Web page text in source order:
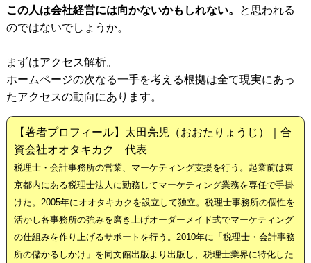
この人は会社経営には向かないかもしれない。
と思われる
のではないでしょうか。
まずはアクセス解析。
ホームページの次なる一手を考える根拠は全て現実にあっ
たアクセスの動向にあります。
【著者プロフィール】太田亮児（おおたりょうじ）｜合
資会社オオタキカク 代表
税理士・会計事務所の営業、マーケティング支援を行う。起業前は東
京都内にある税理士法人に勤務してマーケティング業務を専任で手掛
けた。2005年にオオタキカクを設立して独立。税理士事務所の個性を
活かし各事務所の強みを磨き上げオーダーメイド式でマーケティング
の仕組みを作り上げるサポートを行う。2010年に「税理士・会計事務
所の儲かるしかけ」を同文館出版より出版し、税理士業界に特化した